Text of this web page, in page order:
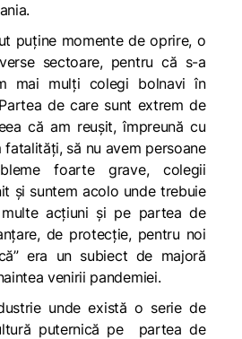
puține momente de oprire, o
sectoare, pentru că s-a
mai mulți colegi bolnavi în
de care sunt extrem de
că am reușit, împreună cu
fatalități, să nu avem persoane
foarte grave, colegii
și suntem acolo unde trebuie
acțiuni și pe partea de
de protecție, pentru noi
era un subiect de majoră
venirii pandemiei.
unde există o serie de
puternică pe partea de